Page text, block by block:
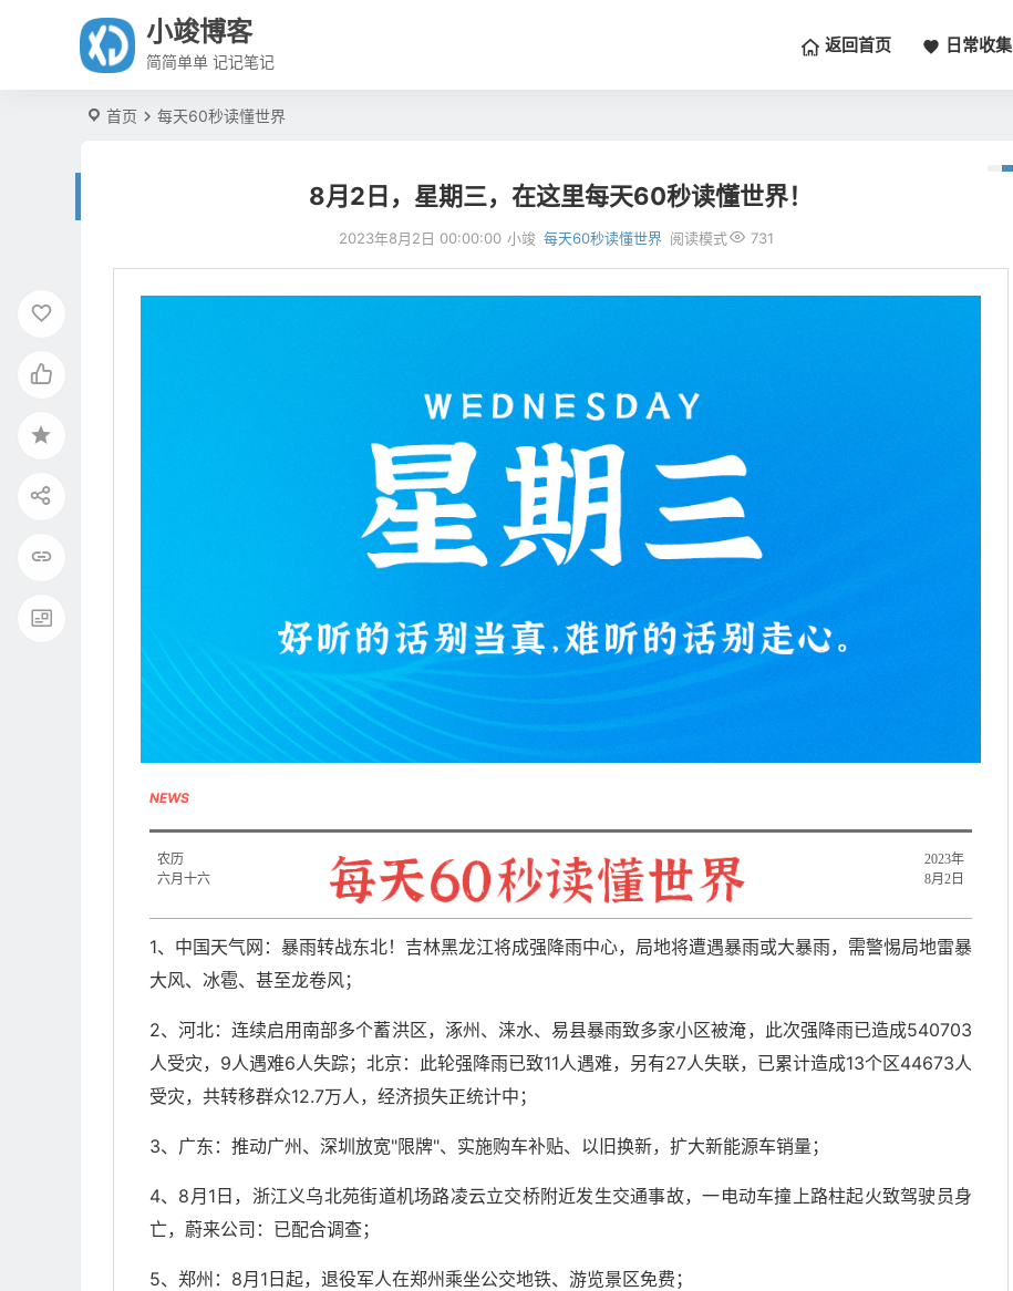
小竣博客
简简单单 记记笔记
返回首页 日常收集
首页 每天60秒读懂世界
8月2日，星期三，在这里每天60秒读懂世界！
2023年8月2日 00:00:00 小竣 每天60秒读懂世界 731
阅读模式
NEWS
2023年
8月2日
农历
六月十六
1、中国天气网：暴雨转战东北！吉林黑龙江将成强降雨中心，局地将遭遇暴雨或大暴雨，需警惕局地雷暴
大风、冰雹、甚至龙卷风；
2、河北：连续启用南部多个蓄洪区，涿州、涞水、易县暴雨致多家小区被淹，此次强降雨已造成540703
人受灾，9人遇难6人失踪；北京：此轮强降雨已致11人遇难，另有27人失联，已累计造成13个区44673人
受灾，共转移群众12.7万人，经济损失正统计中；
3、广东：推动广州、深圳放宽"限牌"、实施购车补贴、以旧换新，扩大新能源车销量；
4、8月1日，浙江义乌北苑街道机场路凌云立交桥附近发生交通事故，一电动车撞上路柱起火致驾驶员身
亡，蔚来公司：已配合调查；
5、郑州：8月1日起，退役军人在郑州乘坐公交地铁、游览景区免费；